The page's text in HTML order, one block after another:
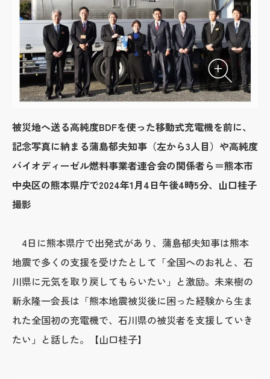
被災地へ送る高純度BDFを使った移動式充電機を前に、
記念写真に納まる蒲島郁夫知事（左から3人目）や高純度
バイオディーゼル燃料事業者連合会の関係者ら＝熊本市
中央区の熊本県庁で2024年1月4日午後4時5分、山口桂子
撮影
4日に熊本県庁で出発式があり、蒲島郁夫知事は熊本
地震で多くの支援を受けたとして「全国へのお礼と、石
川県に元気を取り戻してもらいたい」と激励。未来樹の
新永隆一会長は「熊本地震被災後に困った経験から生ま
れた全国初の充電機で、石川県の被災者を支援していき
たい」と話した。【山口桂子】